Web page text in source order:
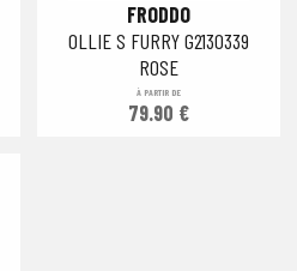
FRODDO
OLLIE S FURRY G2130339
ROSE
À PARTIR DE
79.90 €